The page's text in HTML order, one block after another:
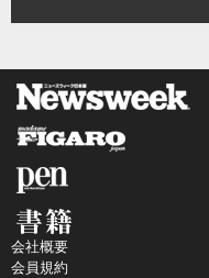
会社概要
会員規約